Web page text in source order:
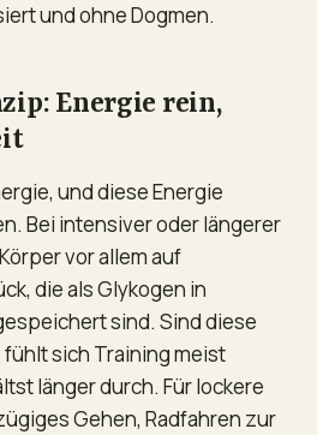
und ohne Dogmen.
Energie rein,
und diese Energie
Bei intensiver oder längerer
vor allem auf
die als Glykogen in
sind. Sind diese
sich Training meist
länger durch. Für lockere
Gehen, Radfahren zur